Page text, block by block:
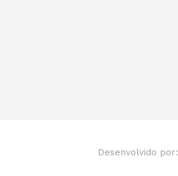
Desenvolvido por: